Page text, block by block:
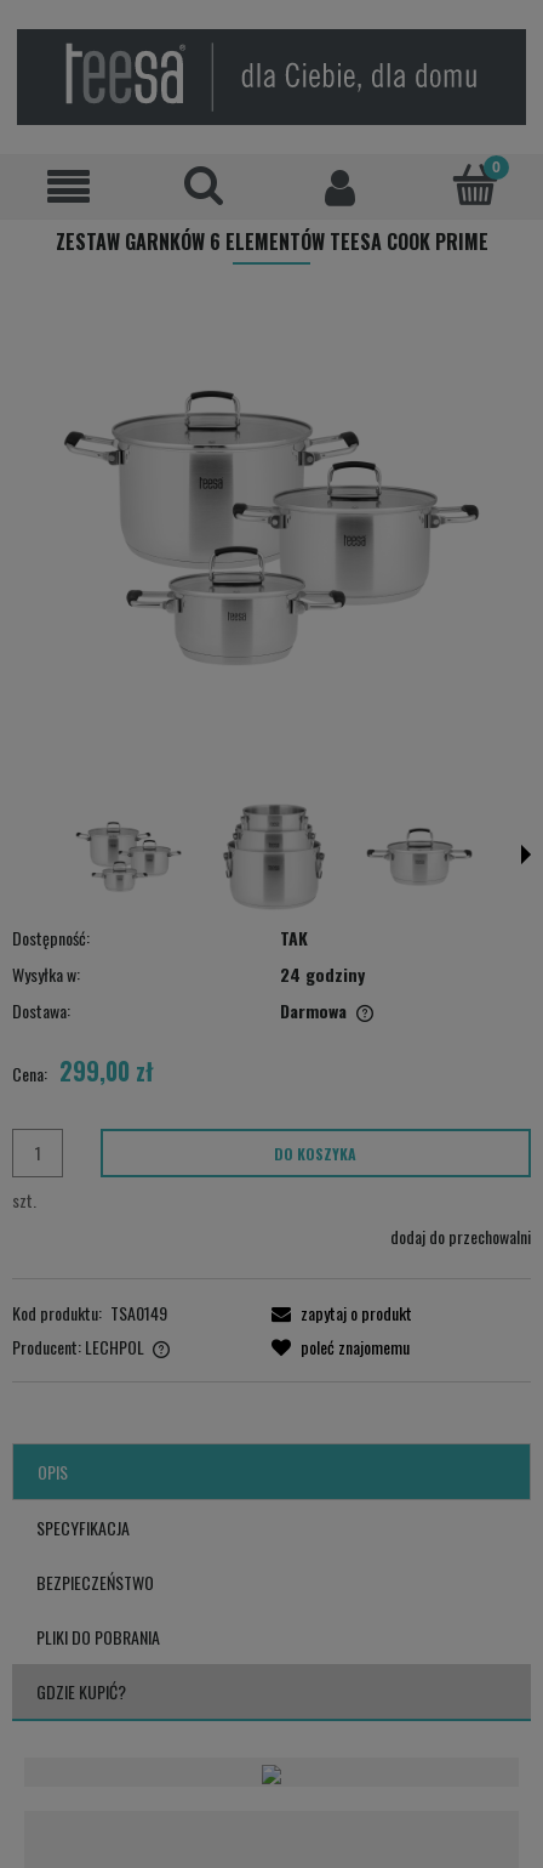
ZESTAW GARNKÓW 6 ELEMENTÓW TEESA COOK PRIME
Dostępność:
TAK
Wysyłka w:
24 godziny
Dostawa:
Darmowa
Cena nie zawiera ewentualnych kosztów płatności
Cena: 299,00 zł
szt.
DO KOSZYKA
dodaj do przechowalni
Kod produktu: TSA0149
Producent:LECHPOL
LECHPOL ELECTRONICS LESZEK Sp.k.
zapytaj o produkt
poleć znajomemu
OPIS
SPECYFIKACJA
BEZPIECZEŃSTWO
PLIKI DO POBRANIA
GDZIE KUPIĆ?